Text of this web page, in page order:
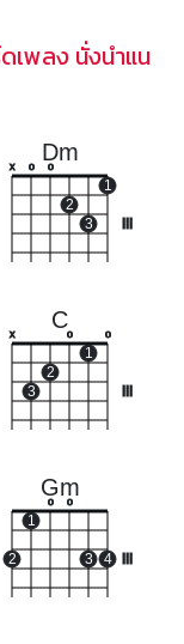
เพลง นั่งนำแน
Dm
x o o
2
3
1
C
x
3
2
o
1
o
Gm
2
1
o o
3 4